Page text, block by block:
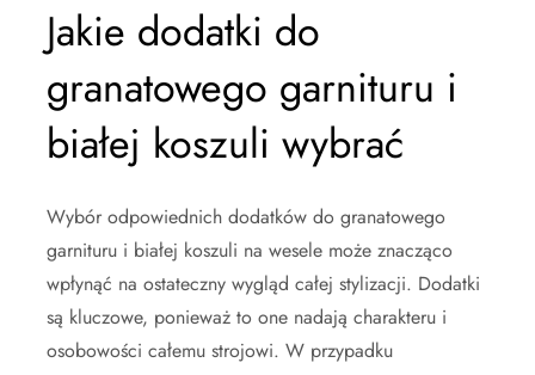
Jakie dodatki do
granatowego garnituru i
białej koszuli wybrać
Wybór odpowiednich dodatków do granatowego
garnituru i białej koszuli na wesele może znacząco
wpłynąć na ostateczny wygląd całej stylizacji. Dodatki
są kluczowe, ponieważ to one nadają charakteru i
osobowości całemu strojowi. W przypadku